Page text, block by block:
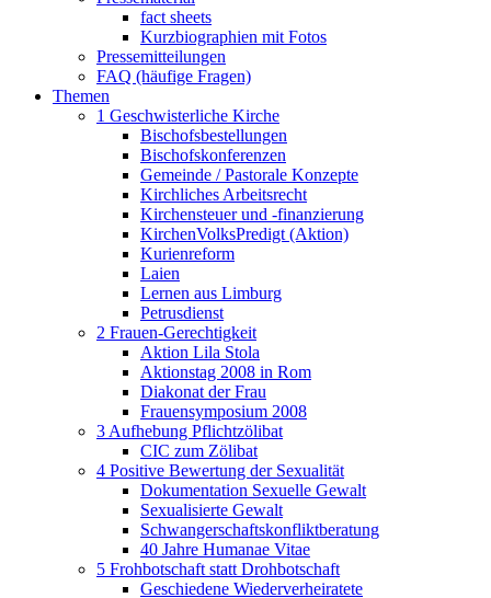
fact sheets
Kurzbiographien mit Fotos
Pressemitteilungen
FAQ (häufige Fragen)
Themen
1 Geschwisterliche Kirche
Bischofsbestellungen
Bischofskonferenzen
Gemeinde / Pastorale Konzepte
Kirchliches Arbeitsrecht
Kirchensteuer und -finanzierung
KirchenVolksPredigt (Aktion)
Kurienreform
Laien
Lernen aus Limburg
Petrusdienst
2 Frauen-Gerechtigkeit
Aktion Lila Stola
Aktionstag 2008 in Rom
Diakonat der Frau
Frauensymposium 2008
3 Aufhebung Pflichtzölibat
CIC zum Zölibat
4 Positive Bewertung der Sexualität
Dokumentation Sexuelle Gewalt
Sexualisierte Gewalt
Schwangerschaftskonfliktberatung
40 Jahre Humanae Vitae
5 Frohbotschaft statt Drohbotschaft
Geschiedene Wiederverheiratete